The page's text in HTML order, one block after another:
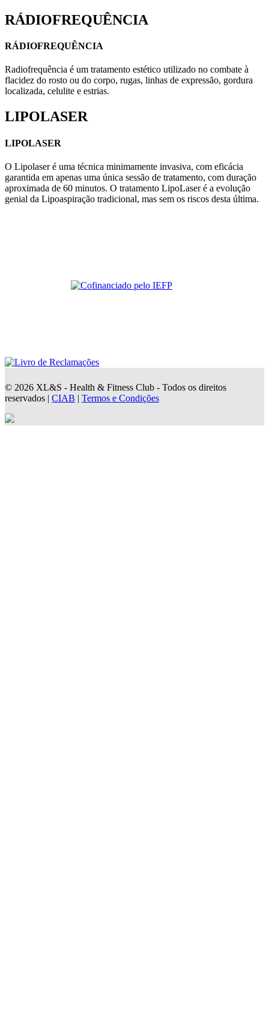
RÁDIOFREQUÊNCIA
RÁDIOFREQUÊNCIA
Radiofrequência é um tratamento estético utilizado no combate à
flacidez do rosto ou do corpo, rugas, linhas de expressão, gordura
localizada, celulite e estrias.
LIPOLASER
LIPOLASER
O Lipolaser é uma técnica minimamente invasiva, com eficácia
garantida em apenas uma única sessão de tratamento, com duração
aproximada de 60 minutos. O tratamento LipoLaser é a evolução
genial da Lipoaspiração tradicional, mas sem os riscos desta última.
© 2026 XL&S - Health & Fitness Club - Todos os direitos
reservados | CIAB | Termos e Condições